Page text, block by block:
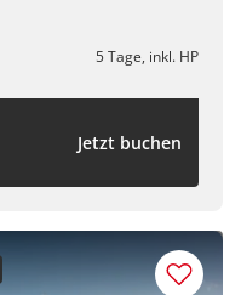
5 Tage, inkl. HP
Jetzt buchen